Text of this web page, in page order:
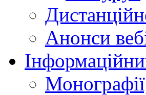
Анонси